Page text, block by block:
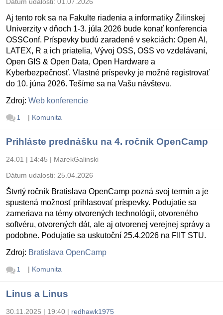
Aj tento rok sa na Fakulte riadenia a informatiky Žilinskej
Univerzity v dňoch 1-3. júla 2026 bude konať konferencia
OSSConf. Príspevky budú zaradené v sekciách: Open AI,
LATEX, R a ich priatelia, Vývoj OSS, OSS vo vzdelávaní,
Open GIS & Open Data, Open Hardware a
Kyberbezpečnosť. Vlastné príspevky je možné registrovať
do 10. júna 2026. Tešíme sa na Vašu návštevu.
Zdroj: Web konferencie
1 | Komunita
Prihláste prednášku na 4. ročník OpenCamp
24.01 | 14:45 | MarekGalinski
Dátum udalosti: 25.04.2026
Štvrtý ročník Bratislava OpenCamp pozná svoj termín a je
spustená možnosť prihlasovať príspevky. Podujatie sa
zameriava na témy otvorených technológii, otvoreného
softvéru, otvorených dát, ale aj otvorenej verejnej správy a
podobne. Podujatie sa uskutoční 25.4.2026 na FIIT STU.
Zdroj: Bratislava OpenCamp
1 | Komunita
Linus a Linus
30.11.2025 | 19:40 | redhawk1975